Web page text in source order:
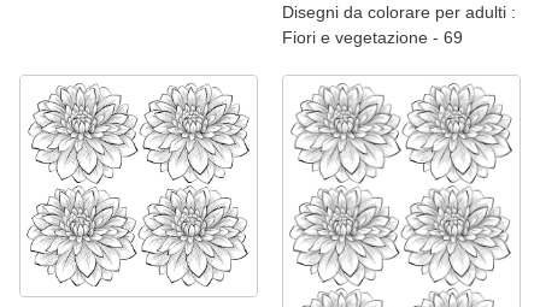
Disegni da colorare per adulti :
Fiori e vegetazione - 69